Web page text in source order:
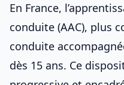
En France,
conduite (AAC), plus
conduite
dès 15 ans. Ce